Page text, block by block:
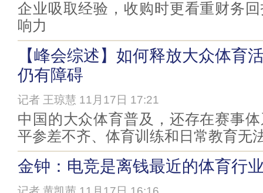
企业吸取经验，收购时更看重财务
响力
【峰会综述】如何释放大众体育
仍有障碍
记者 王琼慧 11月17日 17:21
中国的大众体育普及，还存在赛事
平参差不齐、体育训练和日常教育无
金钟：电竞是离钱最近的体育行